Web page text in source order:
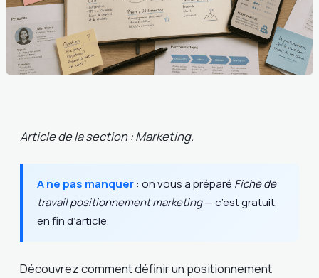
Article de la section : Marketing.
A ne pas manquer: on vous a préparé Fiche de
travail positionnement marketing— c’est gratuit,
en fin d’article.
Découvrez comment définir un positionnement